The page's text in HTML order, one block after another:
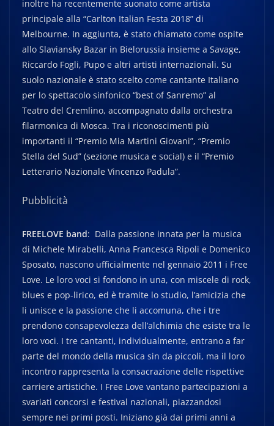
inoltre ha recentemente suonato come artista
principale alla “Carlton Italian Festa 2018” di
Melbourne. In aggiunta, è stato chiamato come ospite
allo Slaviansky Bazar in Bielorussia insieme a Savage,
Riccardo Fogli, Pupo e altri artisti internazionali. Su
suolo nazionale è stato scelto come cantante Italiano
per lo spettacolo sinfonico “best of Sanremo” al
Teatro del Cremlino, accompagnato dalla orchestra
ﬁlarmonica di Mosca. Tra i riconoscimenti più
importanti il “Premio Mia Martini Giovani”, “Premio
Stella del Sud” (sezione musica e social) e il “Premio
Letterario Nazionale Vincenzo Padula”.
Pubblicità
FREELOVE band: Dalla passione innata per la musica
di Michele Mirabelli, Anna Francesca Ripoli e Domenico
Sposato, nascono ufficialmente nel gennaio 2011 i Free
Love. Le loro voci si fondono in una, con miscele di rock,
blues e pop-lirico, ed è tramite lo studio, l’amicizia che
li unisce e la passione che li accomuna, che i tre
prendono consapevolezza dell’alchimia che esiste tra le
loro voci. I tre cantanti, individualmente, entrano a far
parte del mondo della musica sin da piccoli, ma il loro
incontro rappresenta la consacrazione delle rispettive
carriere artistiche. I Free Love vantano partecipazioni a
svariati concorsi e festival nazionali, piazzandosi
sempre nei primi posti. Iniziano già dai primi anni a